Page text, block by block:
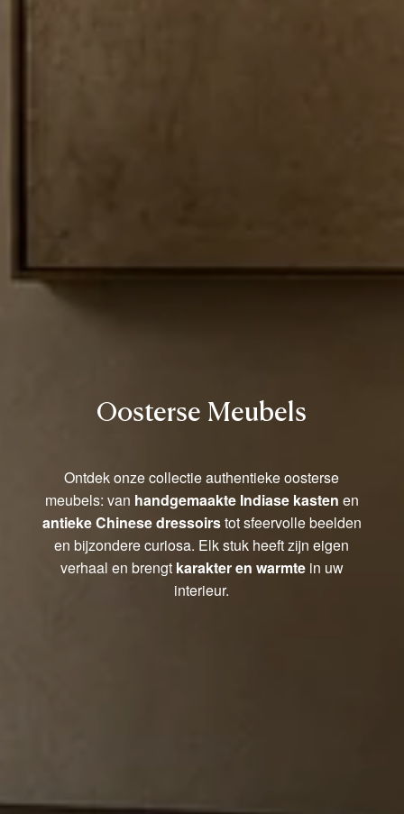
Oosterse Meubels
Ontdek onze collectie authentieke oosterse
meubels: van handgemaakte Indiase kasten en
antieke Chinese dressoirstot sfeervolle beelden
en bijzondere curiosa. Elk stuk heeft zijn eigen
verhaal en brengt karakter en warmte in uw
interieur.